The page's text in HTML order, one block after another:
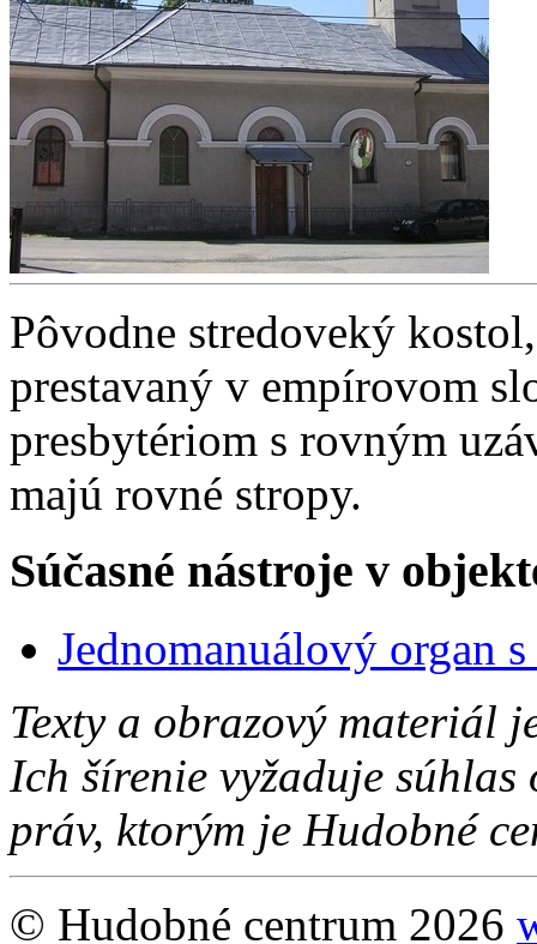
Pôvodne stredoveký
prestavaný v empírovom
presbytériom s rovným
majú rovné stropy.
Súčasné nástroje v
Jednomanuálový organ
Texty a obrazový materiál
Ich šírenie vyžaduje
práv, ktorým je Hudobné
© Hudobné centrum 2026